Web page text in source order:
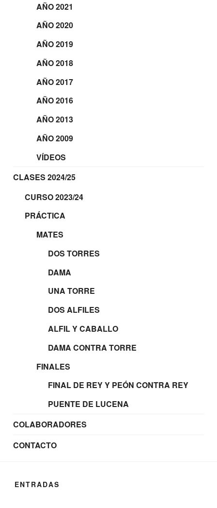
AÑO 2021
AÑO 2020
AÑO 2019
AÑO 2018
AÑO 2017
AÑO 2016
AÑO 2013
AÑO 2009
VÍDEOS
CLASES 2024/25
CURSO 2023/24
PRÁCTICA
MATES
DOS TORRES
DAMA
UNA TORRE
DOS ALFILES
ALFIL Y CABALLO
DAMA CONTRA TORRE
FINALES
FINAL DE REY Y PEÓN CONTRA REY
PUENTE DE LUCENA
COLABORADORES
CONTACTO
ENTRADAS